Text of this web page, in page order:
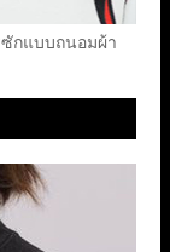
ซักแบบถนอมผ้า